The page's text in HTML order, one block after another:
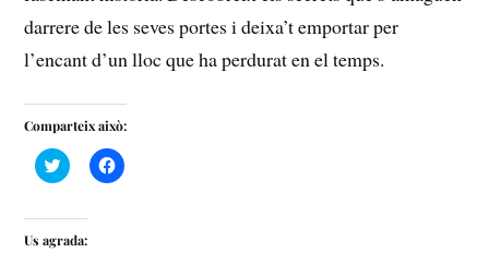
darrere de les seves portes i deixa’t emportar per
‍l’encant d’un lloc que ha perdurat en el temps.
Comparteix això:
F
e
l
i
c
F
e
Us agrada: